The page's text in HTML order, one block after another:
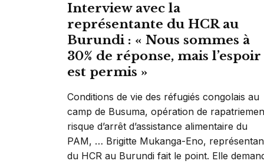
Interview avec la
représentante du HCR au
Burundi : « Nous sommes à
30% de réponse, mais l’espoir
est permis »
Conditions de vie des réfugiés congolais au
camp de Busuma, opération de
risque d’arrêt d’assistance alimentaire du
PAM, … Brigitte Mukanga-Eno,
du HCR au Burundi fait le point. Elle